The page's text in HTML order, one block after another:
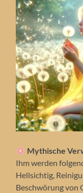
Mythische
Ihm werden
Hellsichtig,
Beschwörung von